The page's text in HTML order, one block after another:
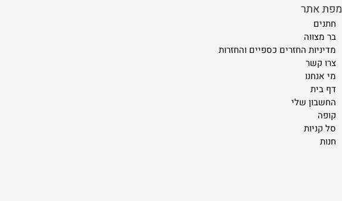
מפת אתר
חתנים
בר מצווה
מדיניות החזרים כספיים והחזרות
צרו קשר
מי אנחנו
דף בית
החשבון שלי
קופה
סל קניות
חנות